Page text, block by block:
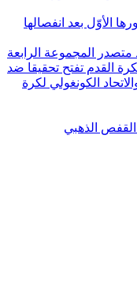
الأوّل بعد انفصالها
متصدر المجموعة الرابعة
القدم تفتح تحقيقا ضد
الكونغولي لكرة